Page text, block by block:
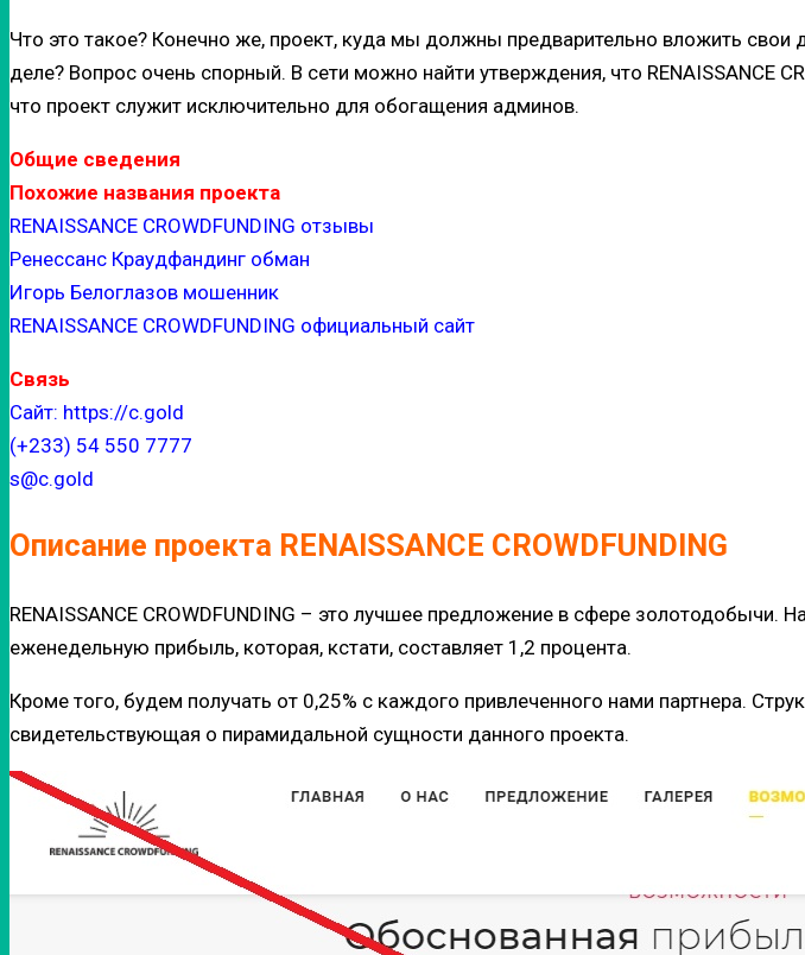
Что это такое? Конечно же, проект, куда мы должны предварительно вложить
деле? Вопрос очень спорный. В сети можно найти утверждения, что RENAISSANCE
что проект служит исключительно для обогащения админов.
Общие сведения
Похожие названия проекта
RENAISSANCE CROWDFUNDING отзывы
Ренессанс Краудфандинг обман
Игорь Белоглазов мошенник
RENAISSANCE CROWDFUNDING официальный сайт
Связь
Сайт: https://c.gold
(+233) 54 550 7777
s@c.gold
Описание проекта RENAISSANCE CROWDFUNDING
RENAISSANCE CROWDFUNDING – это лучшее предложение в сфере золотодобычи.
еженедельную прибыль, которая, кстати, составляет 1,2 процента.
Кроме того, будем получать от 0,25% с каждого привлеченного нами партнера.
свидетельствующая о пирамидальной сущности данного проекта.